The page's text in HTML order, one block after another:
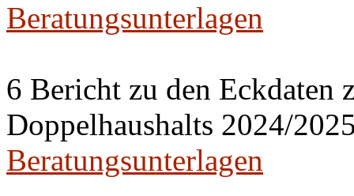
Beratungsunterlagen
6 Bericht zu den Eckdaten
Doppelhaushalts 2024/
Beratungsunterlagen